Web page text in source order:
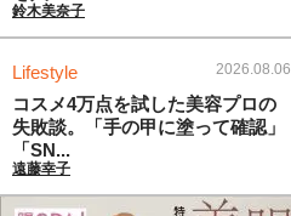
鈴木美奈子
Lifestyle 2026.08.06
コスメ4万点を試した美容プロの
失敗談。「手の甲に塗って確認」
「SN...
遠藤幸子